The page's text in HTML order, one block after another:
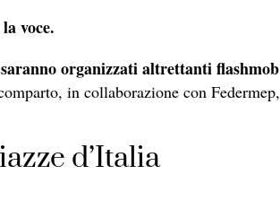
voce.
organizzati altrettanti flashmob
in collaborazione con Federmep,
d’Italia